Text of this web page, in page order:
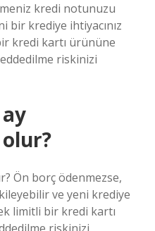
kredi notunuzu
bir krediye ihtiyacınız
kredi kartı ürününe
riskinizi
Ön borç ödenmezse,
ve yeni krediye
limitli bir kredi kartı